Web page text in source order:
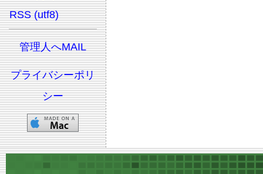
RSS (utf8)
管理人へMAIL
プライバシーポリ
シー